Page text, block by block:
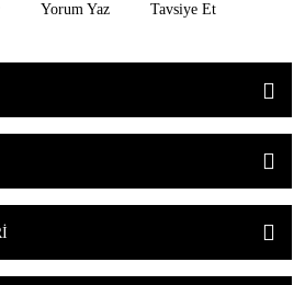
Yorum Yaz Tavsiye Et